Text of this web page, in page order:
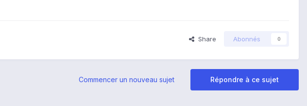
Share Abonnés 0
Répondre à ce sujet
Commencer un nouveau sujet